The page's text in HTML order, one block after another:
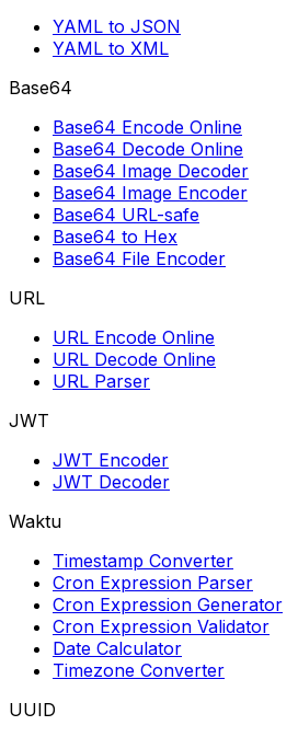
YAML to JSON
YAML to XML
Base64
Base64 Encode Online
Base64 Decode Online
Base64 Image Decoder
Base64 Image Encoder
Base64 URL-safe
Base64 to Hex
Base64 File Encoder
URL
URL Encode Online
URL Decode Online
URL Parser
JWT
JWT Encoder
JWT Decoder
Waktu
Timestamp Converter
Cron Expression Parser
Cron Expression Generator
Cron Expression Validator
Date Calculator
Timezone Converter
UUID